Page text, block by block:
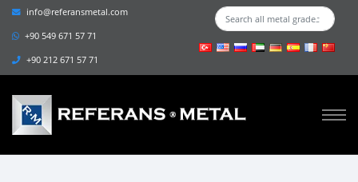
info@referansmetal.com
+90 549 671 57 71
+90 212 671 57 71